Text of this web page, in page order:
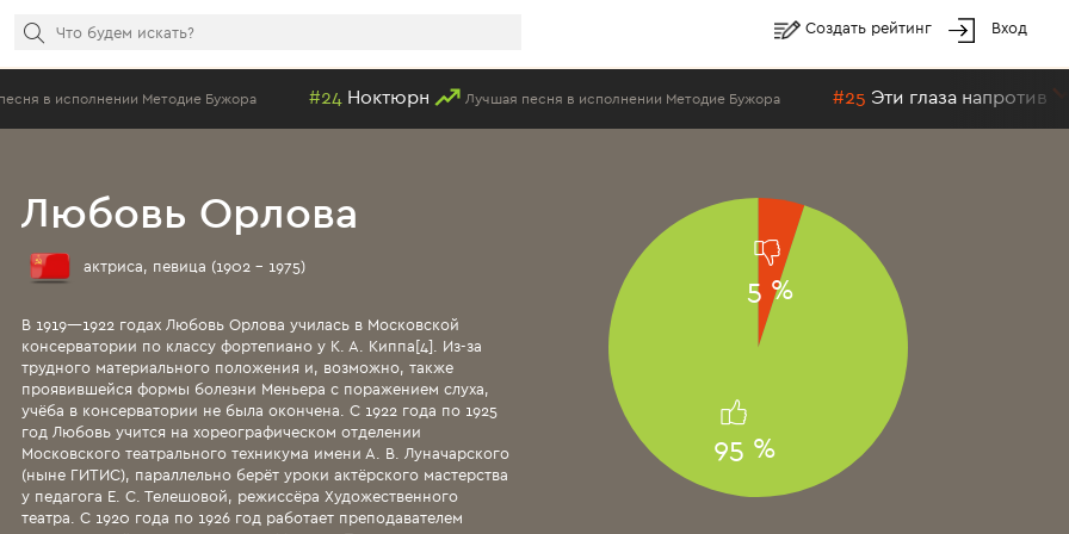
Создать рейтинг Вход
Бужора #24 Ноктюрн Лучшая песня в исполнении Методие Бужора #25 Эти глаза напротив Лучшая песня в
Любовь Орлова
актриса, певица (1902 - 1975)
В 1919—1922 годах Любовь Орлова училась в Московской
консерватории по классу фортепиано у К. А. Киппа[4]. Из-за
трудного материального положения и, возможно, также
проявившейся формы болезни Меньера с поражением слуха,
учёба в консерватории не была окончена. С 1922 года по 1925
год Любовь учится на хореографическом отделении
Московского театрального техникума имени А. В. Луначарского
(ныне ГИТИС), параллельно берёт уроки актёрского мастерства
у педагога Е. С. Телешовой, режиссёра Художественного
театра. С 1920 года по 1926 год работает преподавателем
5 %
95 %